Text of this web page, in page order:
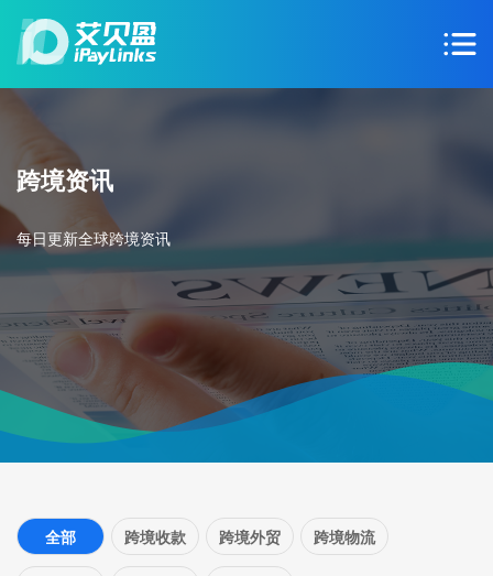
跨境资讯
每日更新全球跨境资讯
全部 跨境收款 跨境外贸 跨境物流